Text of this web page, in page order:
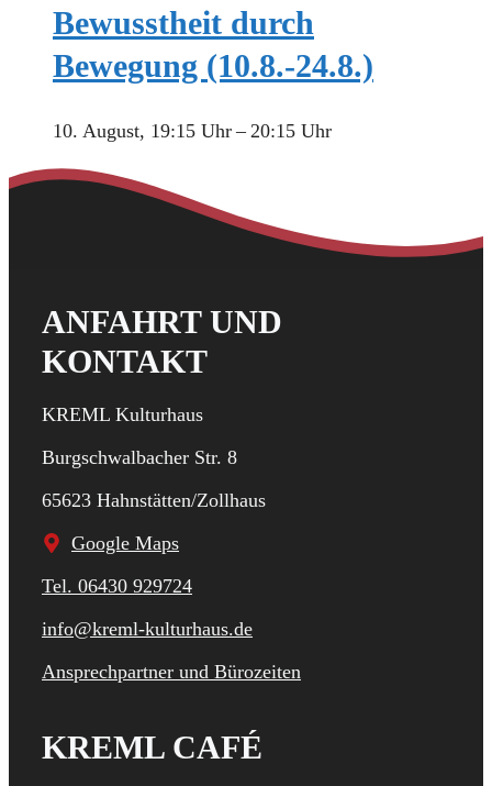
Bewusstheit durch
Bewegung (10.8.-24.8.)
10. August, 19:15 Uhr– 20:15 Uhr
ANFAHRT UND
KONTAKT
KREML Kulturhaus
Burgschwalbacher Str. 8
65623 Hahnstätten/Zollhaus
Google Maps
Tel. 06430 929724
info@kreml-kulturhaus.de
Ansprechpartner und Bürozeiten
KREML CAFÉ